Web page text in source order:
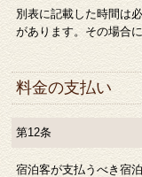
別表に記載した時間は
があります。その場合
料金の支払い
第12条
宿泊客が支払うべき宿